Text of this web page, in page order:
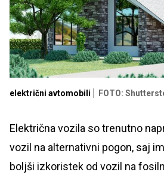
električni avtomobili FOTO:
Električna vozila so trenutno
vozil na alternativni pogon, saj
boljši izkoristek od vozil na